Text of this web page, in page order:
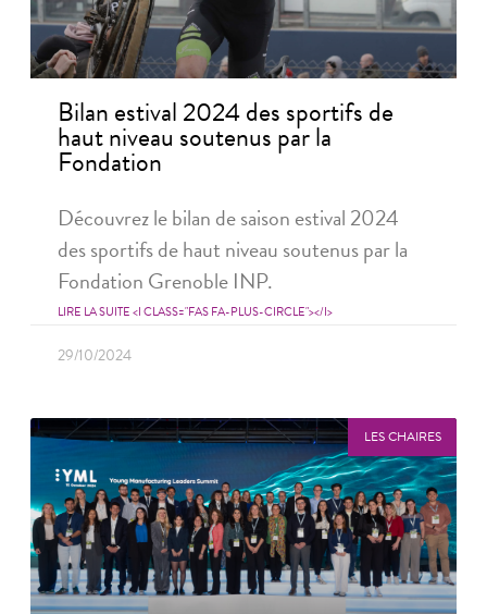
Bilan estival 2024 des sportifs de
haut niveau soutenus par la
Fondation
Découvrez le bilan de saison estival 2024
des sportifs de haut niveau soutenus par la
Fondation Grenoble INP.
LIRE LA SUITE <I CLASS="FAS FA-PLUS-CIRCLE"></I>
29/10/2024
LES CHAIRES